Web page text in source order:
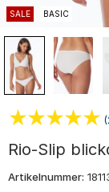
SALE BASIC
Rio-Slip
Artikelnummer: